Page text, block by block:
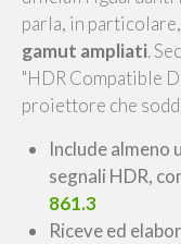
parla, in
gamut ampliati.
"HDR Compatible
proiettore che
Include almeno
segnali HDR,
861.3
Riceve ed